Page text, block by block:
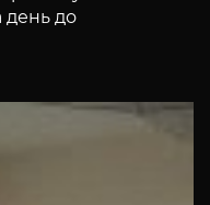
день до